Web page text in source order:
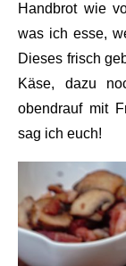
Handbrot wie
was ich esse,
Dieses frisch
Käse, dazu
obendrauf mit
sag ich euch!